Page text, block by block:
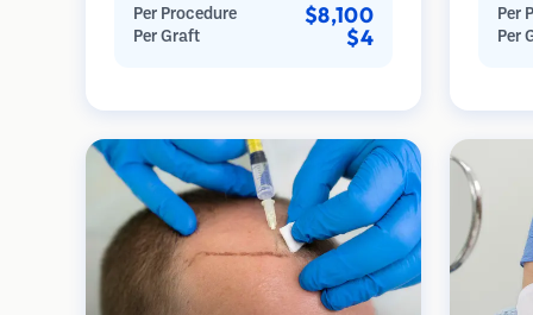
werden dann in die
Empfängerbereiche in kahlen Zonen
schnellere Heilung im Vergleich zu
Streifenentnahmemethoden.
Per Procedure $8,100
Per Graft $4
Diese
Per
Per